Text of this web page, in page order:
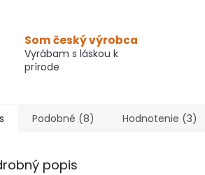
Som český výrobca
Vyrábam s láskou k
prírode
Podobné (8) Hodnotenie (3)
popis